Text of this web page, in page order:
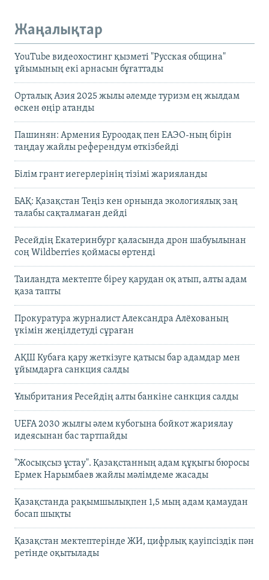
Жаңалықтар
YouTube видеохостинг қызметі "Русская община"
ұйымының екі арнасын бұғаттады
Орталық Азия 2025 жылы әлемде туризм ең жылдам
өскен өңір атанды
Пашинян: Армения Еуроодақ пен ЕАЭО-ның бірін
таңдау жайлы референдум өткізбейді
Білім грант иегерлерінің тізімі жарияланды
БАҚ: Қазақстан Теңіз кен орнында экологиялық заң
талабы сақталмаған дейді
Ресейдің Екатеринбург қаласында дрон шабуылынан
соң Wildberries қоймасы өртенді
Таиландта мектепте біреу қарудан оқ атып, алты адам
қаза тапты
Прокуратура журналист Александра Алёхованың
үкімін жеңілдетуді сұраған
АҚШ Кубаға қару жеткізуге қатысы бар адамдар мен
ұйымдарға санкция салды
Ұлыбритания Ресейдің алты банкіне санкция салды
UEFA 2030 жылғы әлем кубогына бойкот жариялау
идеясынан бас тартпайды
"Жосықсыз ұстау". Қазақстанның адам құқығы бюросы
Ермек Нарымбаев жайлы мәлімдеме жасады
Қазақстанда рақымшылықпен 1,5 мың адам қамаудан
босап шықты
Қазақстан мектептерінде ЖИ, цифрлық қауіпсіздік пән
ретінде оқытылады